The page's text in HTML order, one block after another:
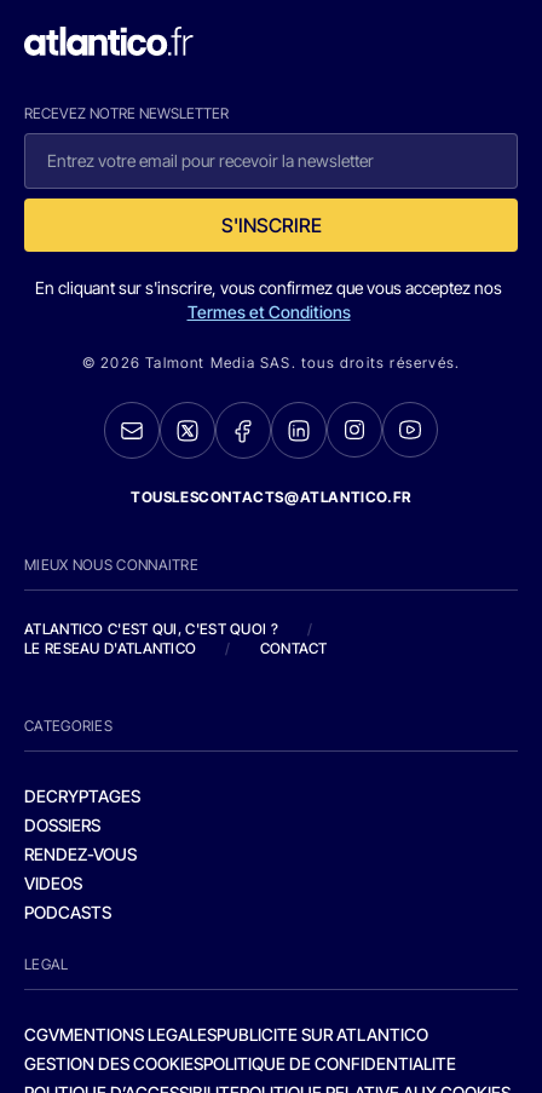
RECEVEZ NOTRE NEWSLETTER
S'INSCRIRE
En cliquant sur s'inscrire, vous confirmez que vous acceptez nos
Termes et Conditions
© 2026 Talmont Media SAS. tous droits réservés.
TOUSLESCONTACTS@ATLANTICO.FR
MIEUX NOUS CONNAITRE
ATLANTICO C'EST QUI, C'EST QUOI ?
/
LE RESEAU D'ATLANTICO
/ CONTACT
CATEGORIES
DECRYPTAGES
DOSSIERS
RENDEZ-VOUS
VIDEOS
PODCASTS
LEGAL
CGVMENTIONS LEGALESPUBLICITE SUR ATLANTICO
GESTION DES COOKIESPOLITIQUE DE CONFIDENTIALITE